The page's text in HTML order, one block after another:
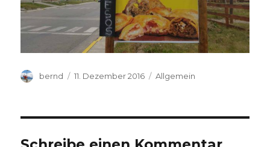
Autor
bernd
Veröffentlicht
11. Dezember 2016 Kategorien
Allgemein